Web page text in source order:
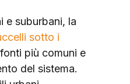
e suburbani, la
sotto i
più comuni e
del sistema.